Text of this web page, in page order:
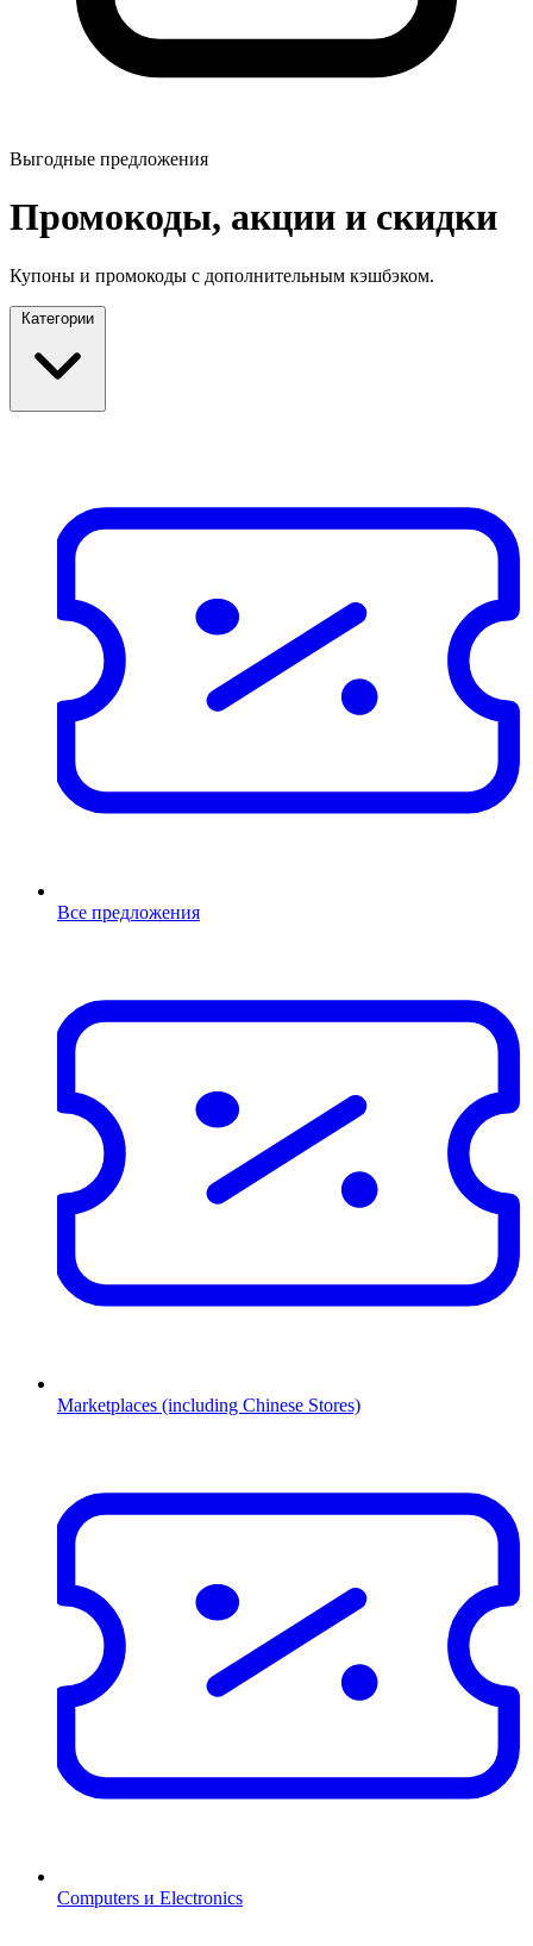
Выгодные предложения
Промокоды, акции и скидки
Купоны и промокоды с дополнительным кэшбэком.
Категории
Все предложения
Marketplaces (including Chinese Stores)
Computers и Electronics